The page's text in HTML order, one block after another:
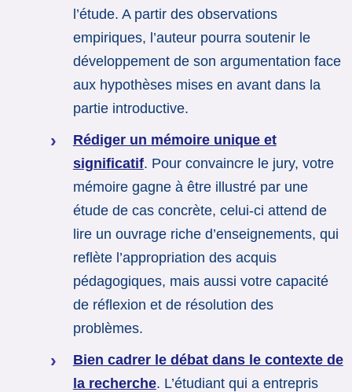
l’étude. A partir des observations
empiriques, l’auteur pourra soutenir le
développement de son argumentation face
aux hypothèses mises en avant dans la
partie introductive.
Rédiger un mémoire unique et
significatif. Pour convaincre le jury, votre
mémoire gagne à être illustré par une
étude de cas concrète, celui-ci attend de
lire un ouvrage riche d’enseignements, qui
reflète l’appropriation des acquis
pédagogiques, mais aussi votre capacité
de réflexion et de résolution des
problèmes.
Bien cadrer le débat dans le contexte de
la recherche. L’étudiant qui a entrepris